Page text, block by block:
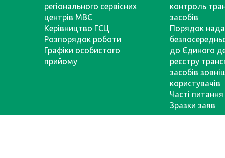
регіонального сервісних
центрів МВС
Керівництво ГСЦ
Розпорядок роботи
Графіки особистого
прийому
контроль
засобів
Порядок
до Єдиного
реєстру
засобів
користувачів
Часті питання
Зразки заяв